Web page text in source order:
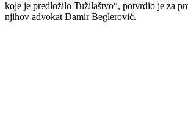
koje je predložilo Tužilaštvo“, potvrdio je za
njihov advokat Damir Beglerović.